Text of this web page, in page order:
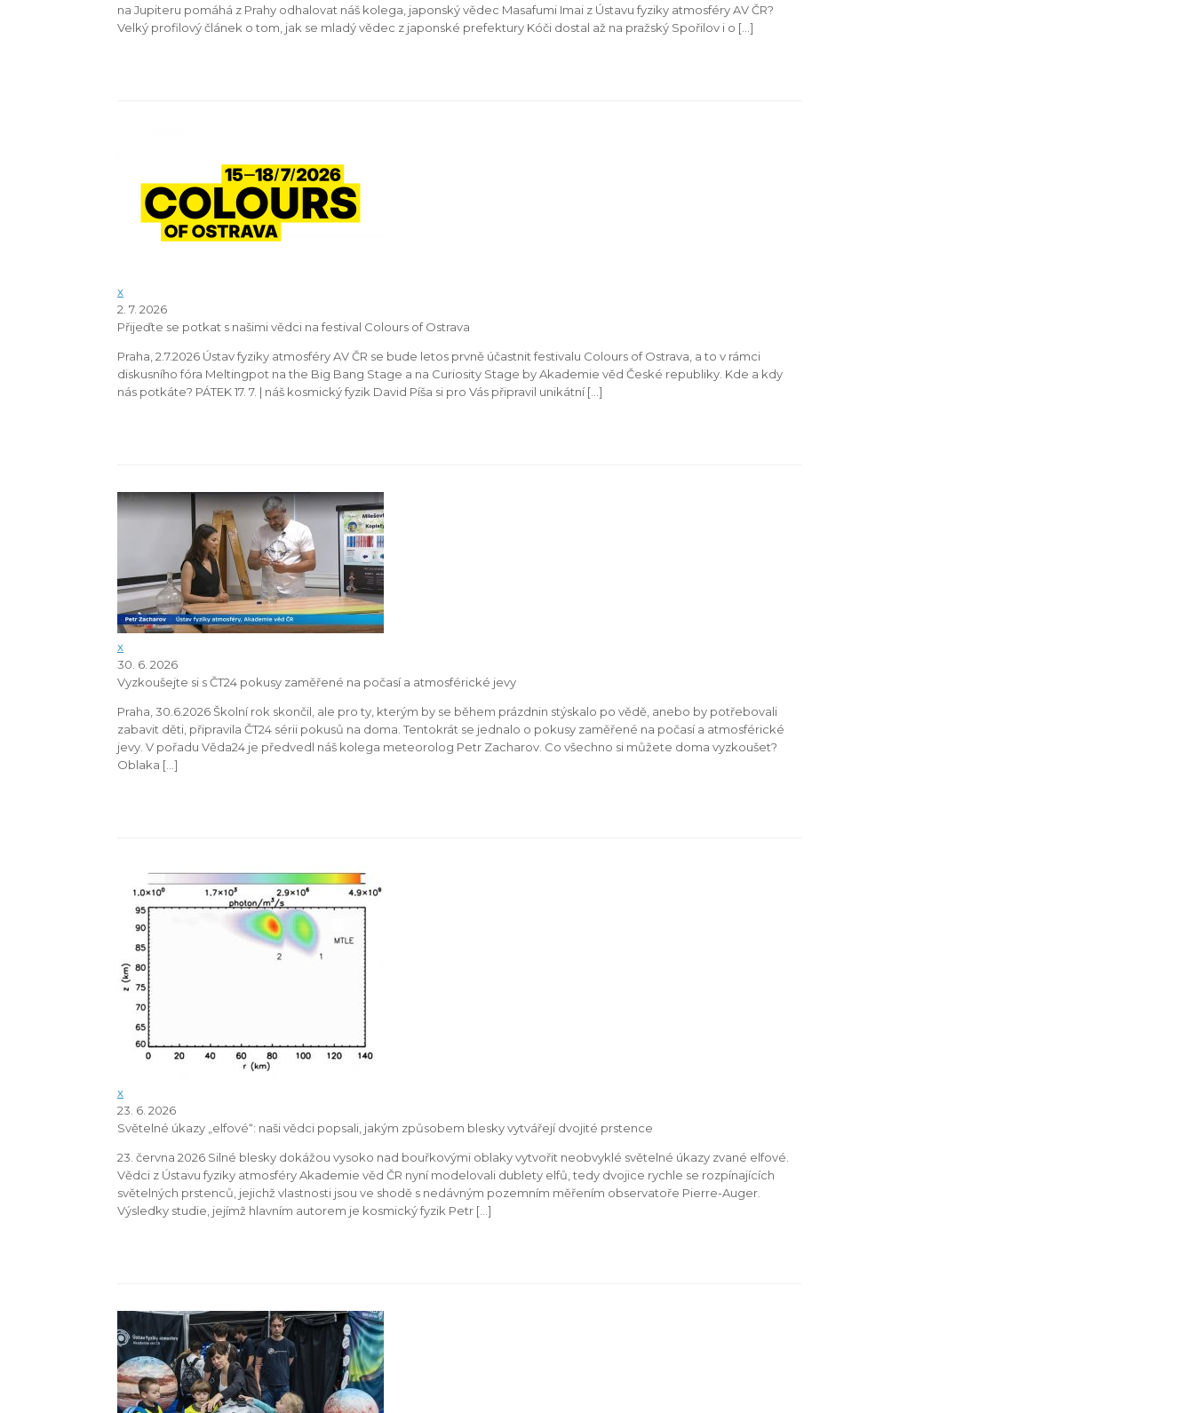
na Jupiteru pomáhá z Prahy odhalovat náš kolega, japonský vědec Masafumi Imai z Ústavu fyziky atmosféry AV ČR?
Velký profilový článek o tom, jak se mladý vědec z japonské prefektury Kóči dostal až na pražský Spořilov i o […]
x
2. 7. 2026
Přijeďte se potkat s našimi vědci na festival Colours of Ostrava
Praha, 2.7.2026 Ústav fyziky atmosféry AV ČR se bude letos prvně účastnit festivalu Colours of Ostrava, a to v rámci
diskusního fóra Meltingpot na the Big Bang Stage a na Curiosity Stage by Akademie věd České republiky. Kde a kdy
nás potkáte? PÁTEK 17. 7. | náš kosmický fyzik David Píša si pro Vás připravil unikátní […]
x
30. 6. 2026
Vyzkoušejte si s ČT24 pokusy zaměřené na počasí a atmosférické jevy
Praha, 30.6.2026 Školní rok skončil, ale pro ty, kterým by se během prázdnin stýskalo po vědě, anebo by potřebovali
zabavit děti, připravila ČT24 sérii pokusů na doma. Tentokrát se jednalo o pokusy zaměřené na počasí a atmosférické
jevy. V pořadu Věda24 je předvedl náš kolega meteorolog Petr Zacharov. Co všechno si můžete doma vyzkoušet?
Oblaka […]
x
23. 6. 2026
Světelné úkazy „elfové“: naši vědci popsali, jakým způsobem blesky vytvářejí dvojité prstence
23. června 2026 Silné blesky dokážou vysoko nad bouřkovými oblaky vytvořit neobvyklé světelné úkazy zvané elfové.
Vědci z Ústavu fyziky atmosféry Akademie věd ČR nyní modelovali dublety elfů, tedy dvojice rychle se rozpínajících
světelných prstenců, jejichž vlastnosti jsou ve shodě s nedávným pozemním měřením observatoře Pierre-Auger.
Výsledky studie, jejímž hlavním autorem je kosmický fyzik Petr […]